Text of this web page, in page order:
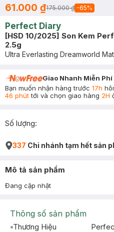
61.000 ₫175.000 ₫ -65%
Perfect Diary
[HSD 10/2025] Son Kem
2.5g
Ultra Everlasting Dreamworld
Giao Nhanh Miễn Phí
Bạn muốn nhận hàng trước 17h
46 phúttới và chọn giao hàng 2H
Số lượng:
337 Chi nhánh tạm hết sản
Mô tả sản phẩm
Đang cập nhật
Thông số sản phẩm
Thương Hiệu